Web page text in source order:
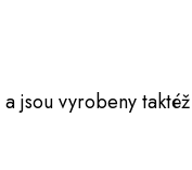
a jsou vyrobeny taktéž